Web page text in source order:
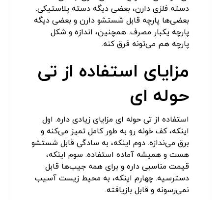
دسته فلزی دارن، بعضی دیگه دسته پلاستیکی.
بعضی‌ها پارچه قابل شستشو دارن و بعضی دیگه
پارچه یکبار مصرف. همچنین، اندازه و شکل
پارچه هم می‌تونه فرق کنه.
مزایای استفاده از تی
حوله ای
استفاده از تی حوله ای مزایای زیادی داره. اول
اینکه، کف خونه رو به طور کامل تمیز می‌کنه و
برق می‌ندازه. دوم اینکه، به سادگی قابل شستشو
هست و همیشه آماده استفاده. سوم اینکه،
قیمت مناسبی داره و برای همه جیب‌ها قابل
دسترسیه. چهارم اینکه، به محیط زیست آسیب
نمی‌رسونه و قابل بازیافته.